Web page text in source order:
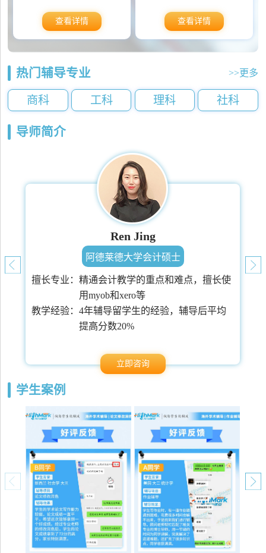
查看详情 查看详情
热门辅导专业 >>更多
商科 工科 理科 社科
导师简介
Ren Jing
阿德莱德大学会计硕士
擅长专业：精通会计教学的重点和难点，擅长使
用myob和xero等
教学经验：4年辅导留学生的经验，辅导后平均
提高分数20%
立即咨询
学生案例